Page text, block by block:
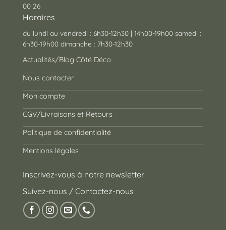
00 26
Horaires
du lundi au vendredi : 6h30-12h30 | 14h00-19h00 samedi :
6h30-19h00 dimanche : 7h30-12h30
Actualités/Blog Côté Déco
Nous contacter
Mon compte
CGV/Livraisons et Retours
Politique de confidentialité
Mentions légales
Inscrivez-vous à notre newsletter
Suivez-nous / Contactez-nous